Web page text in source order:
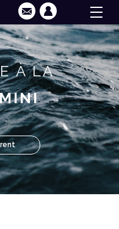
À LA